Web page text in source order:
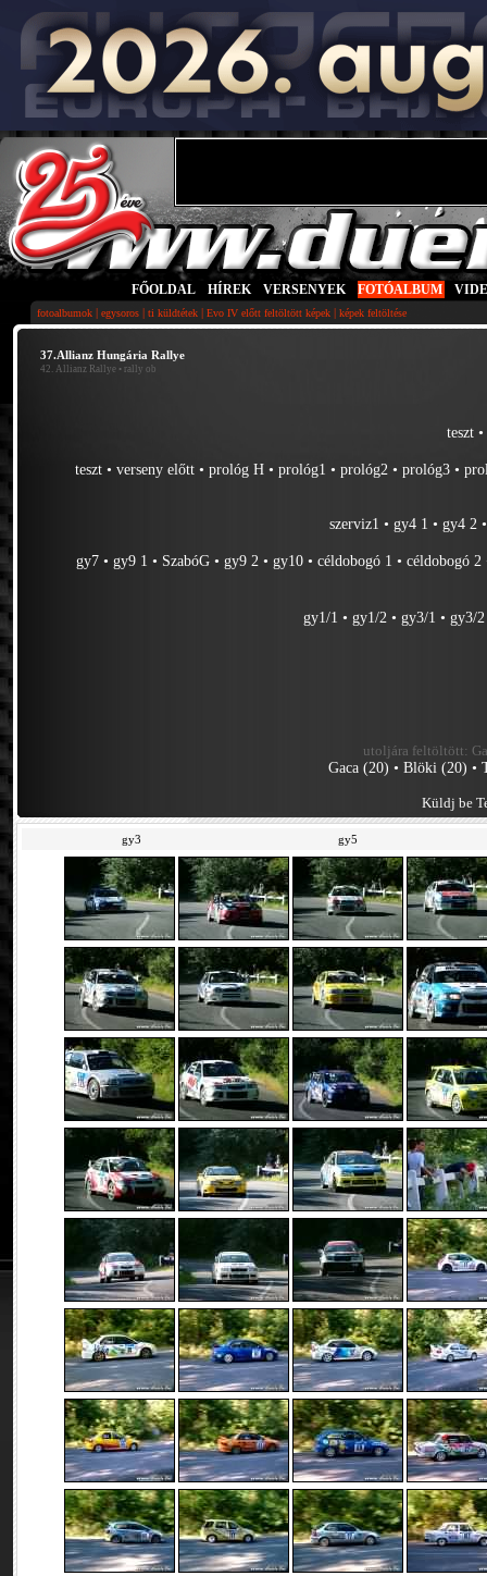
FŐOLDAL HÍREK VERSENYEK FOTÓALBUM
fotoalbumok | egysoros | ti küldtétek | Evo IV előtt feltöltött képek | képek feltöltése
37.Allianz Hungária Rallye
42. Allianz Rallye • rally ob
teszt
teszt •verseny előtt •prológ H •prológ1 •prológ2 •prológ3 •
szerviz1 •gy4 1 •gy4 2
gy7 •gy9 1 • SzabóG •gy9 2 •gy10 •céldobogó 1 •céldobogó 2
gy1/1 •gy1/2 •gy3/1 •gy3/2
utoljára feltöltött:
Gaca (20) •Blöki (20) •
Küldj be
gy3 gy5